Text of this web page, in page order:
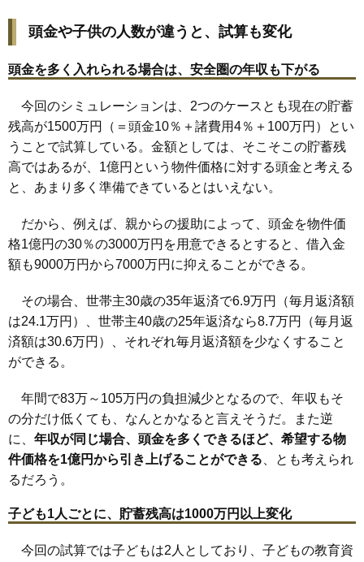
頭金や子供の人数が違うと、試算も変化
頭金を多く入れられる場合は、安全圏の年収も下がる
今回のシミュレーションは、2つのケースとも現在の貯蓄
残高が1500万円（＝頭金10％＋諸費用4％＋100万円）とい
うことで試算している。金額としては、そこそこの貯蓄残
高ではあるが、1億円という物件価格に対する頭金と考える
と、あまり多く準備できているとはいえない。
だから、例えば、親からの援助によって、頭金を物件価
格1億円の30％の3000万円を用意できるとすると、借入金
額も9000万円から7000万円に抑えることができる。
その場合、世帯主30歳の35年返済で6.9万円（毎月返済額
は24.1万円）、世帯主40歳の25年返済なら8.7万円（毎月返
済額は30.6万円）、それぞれ毎月返済額を少なくすること
ができる。
年間で83万～105万円の負担減少となるので、年収もそ
の分だけ低くても、なんとかなると言えそうだ。また逆
に、 年収が同じ場合、頭金を多くできるほど、希望する物
件価格を1億円から引き上げることができる 、とも考えられ
るだろう。
子ども1人ごとに、貯蓄残高は1000万円以上変化
今回の試算では子どもは2人としており、子どもの教育資